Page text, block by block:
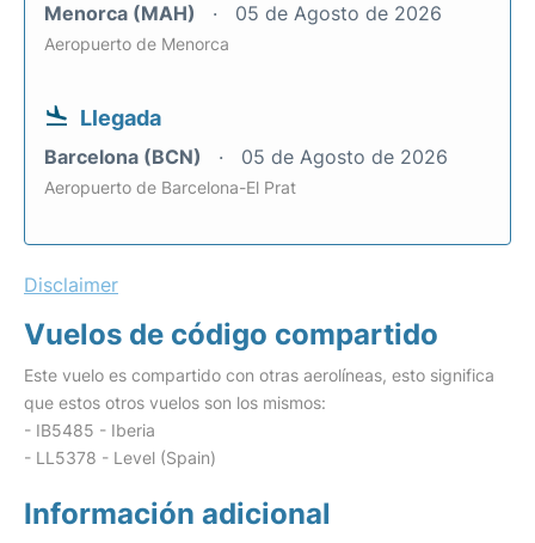
Menorca (MAH) 05 de Agosto de 2026
Aeropuerto de Menorca
Llegada
Barcelona (BCN) 05 de Agosto de 2026
Aeropuerto de Barcelona-El Prat
Disclaimer
Vuelos de código compartido
Este vuelo es compartido con otras aerolíneas, esto significa
que estos otros vuelos son los mismos:
- IB5485 - Iberia
- LL5378 - Level (Spain)
Información adicional